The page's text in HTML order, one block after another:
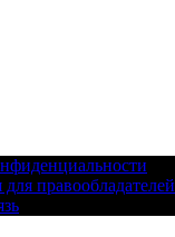
правообладателей